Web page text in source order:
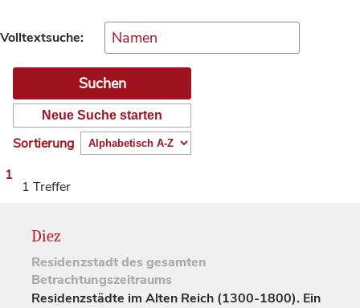
Volltextsuche:
Neue Suche starten
Sortierung
1
1 Treffer
Diez
Residenzstadtdes gesamten
Betrachtungszeitraums
Residenzstädte im Alten Reich (1300-1800). Ein